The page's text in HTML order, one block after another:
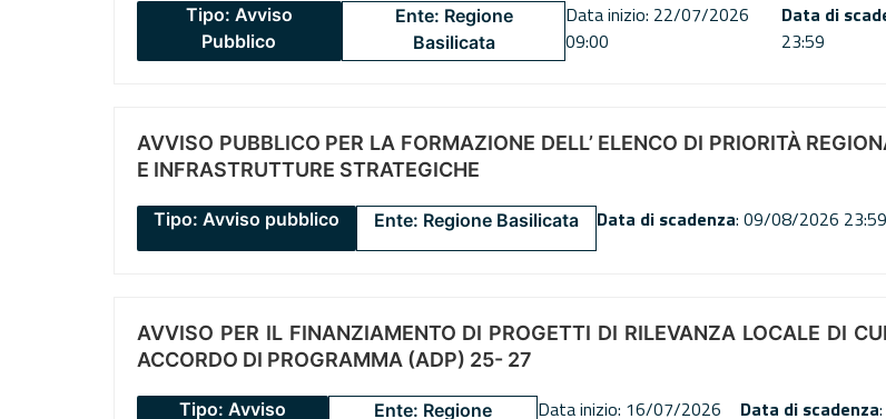
Tipo: Avviso
Pubblico
Ente: Regione
Basilicata
Data inizio: 22/07/2026
09:00
Data di
23:59
AVVISO PUBBLICO PER LA FORMAZIONE DELL’ ELENCO DI PRIORITÀ
E INFRASTRUTTURE STRATEGICHE
Tipo: Avviso pubblico Ente: Regione Basilicata Data di scadenza: 09/08/2026 23:59
AVVISO PER IL FINANZIAMENTO DI PROGETTI DI RILEVANZA LOCALE DI
ACCORDO DI PROGRAMMA (ADP) 25- 27
Tipo: Avviso
Ente: Regione
Data inizio: 16/07/2026
Data di scadenza